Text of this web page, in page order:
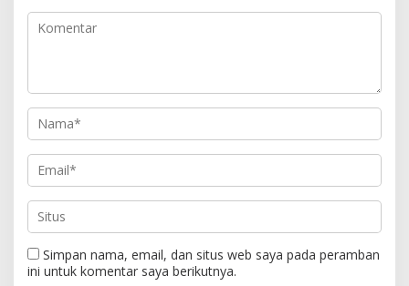
Simpan nama, email, dan situs web saya pada peramban
ini untuk komentar saya berikutnya.